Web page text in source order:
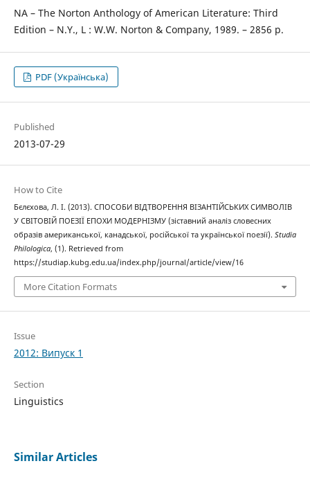
NA – The Norton Anthology of American Literature: Third
Edition – N.Y., L : W.W. Norton & Company, 1989. – 2856 p.
PDF (Українська)
Published
2013-07-29
How to Cite
Бєлєхова, Л. І. (2013). СПОСОБИ ВІДТВОРЕННЯ ВІЗАНТІЙСЬКИХ СИМВОЛІВ
У СВІТОВІЙ ПОЕЗІЇ ЕПОХИ МОДЕРНІЗМУ (зіставний аналіз словесних
образів американської, канадської, російської та української поезії). Studia
Philologica, (1). Retrieved from
https://studiap.kubg.edu.ua/index.php/journal/article/view/16
More Citation Formats
Issue
2012: Випуск 1
Section
Linguistics
Similar Articles